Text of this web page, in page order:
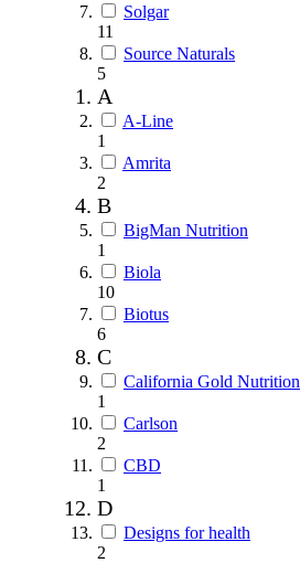
Solgar
11
Source Naturals
5
A
A-Line
1
Amrita
2
B
BigMan Nutrition
1
Biola
10
Biotus
6
C
California Gold Nutrition
1
Carlson
2
CBD
1
D
Designs for health
2